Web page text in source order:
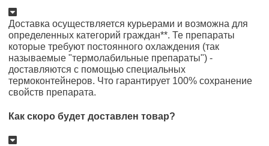
Доставка осуществляется курьерами и возможна для
определенных категорий граждан**. Те препараты
которые требуют постоянного охлаждения (так
называемые "термолабильные препараты") -
доставляются с помощью специальных
термоконтейнеров. Что гарантирует 100% сохранение
свойств препарата.
Как скоро будет доставлен товар?